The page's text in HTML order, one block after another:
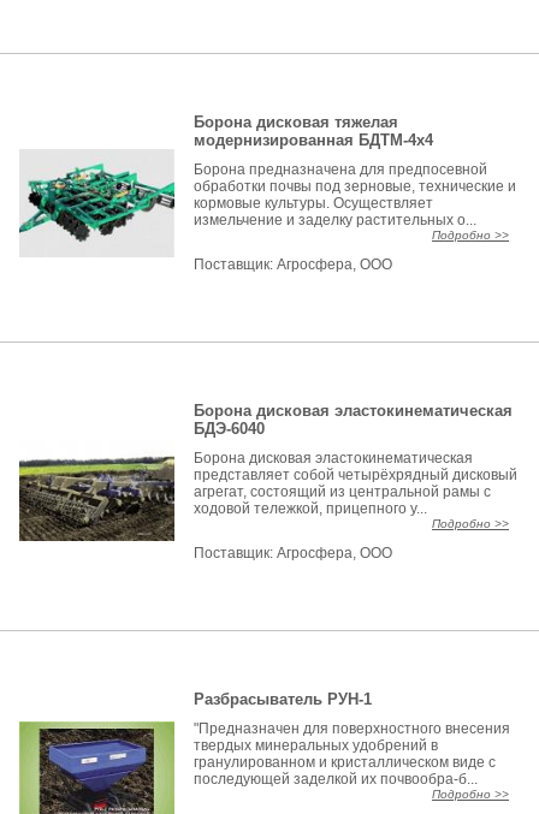
Борона дисковая тяжелая
модернизированная БДТМ-4x4
Борона предназначена для предпосевной
обработки почвы под зерновые, технические и
кормовые культуры. Осуществляет
измельчение и заделку растительных о...
Подробно >>
Поставщик:Агросфера, ООО
Борона дисковая эластокинематическая
БДЭ-6040
Борона дисковая эластокинематическая
представляет собой четырёхрядный дисковый
агрегат, состоящий из центральной рамы с
ходовой тележкой, прицепного у...
Подробно >>
Поставщик:Агросфера, ООО
Разбрасыватель РУН-1
"Предназначен для поверхностного внесения
твердых минеральных удобрений в
гранулированном и кристаллическом виде с
последующей заделкой их почвообра-б...
Подробно >>